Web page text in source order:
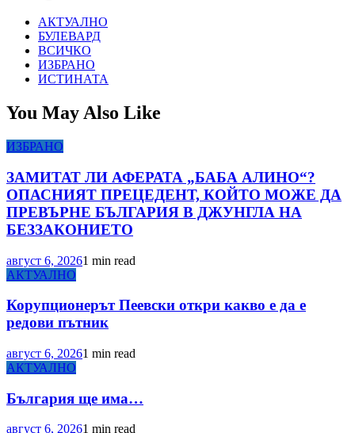
АКТУАЛНО
БУЛЕВАРД
ВСИЧКО
ИЗБРАНО
ИСТИНАТА
You May Also Like
ИЗБРАНО
ЗАМИТАТ ЛИ АФЕРАТА „БАБА АЛИНО“?
ОПАСНИЯТ ПРЕЦЕДЕНТ, КОЙТО МОЖЕ ДА
ПРЕВЪРНЕ БЪЛГАРИЯ В ДЖУНГЛА НА
БЕЗЗАКОНИЕТО
август 6, 20261 min read
АКТУАЛНО
Корупционерът Пеевски откри какво е да е
редови пътник
август 6, 20261 min read
АКТУАЛНО
България ще има…
август 6, 20261 min read